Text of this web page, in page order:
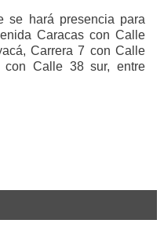
se hará presencia para
Caracas con Calle
Carrera 7 con Calle
Calle 38 sur, entre